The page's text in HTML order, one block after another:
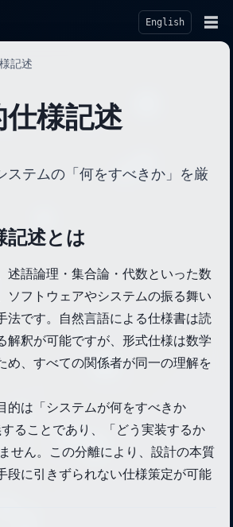
English ☰
記述
仕様記述
ステムの「何をすべきか」を厳
記述とは
述語論理・集合論・代数といった数
ソフトウェアやシステムの振る舞い
法です。自然言語による仕様書は読
解釈が可能ですが、形式仕様は数学
め、すべての関係者が同一の理解を
的は「システムが何をすべきか
することであり、「どう実装するか
せん。この分離により、設計の本質
段に引きずられない仕様策定が可能